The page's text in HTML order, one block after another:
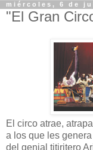
miércoles, 6 de
"El Gran
El circo atrae,
a los que les
del genial titiritero